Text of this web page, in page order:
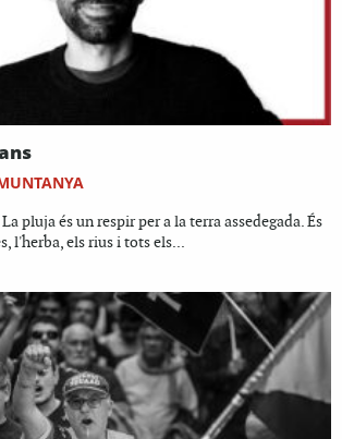
pluja és un respir per a la terra assedegada. És
l'herba, els rius i tots els...